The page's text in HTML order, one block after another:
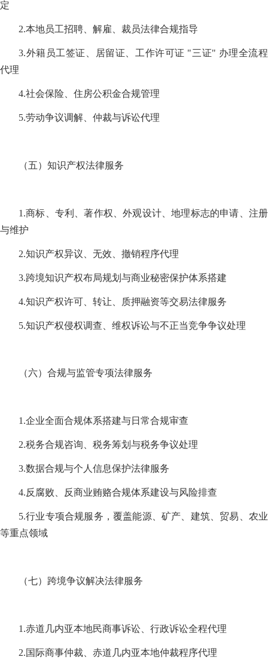
定
2.本地员工招聘、解雇、裁员法律合规指导
3.外籍员工签证、居留证、工作许可证 "三证" 办理全流程
代理
4.社会保险、住房公积金合规管理
5.劳动争议调解、仲裁与诉讼代理
（五）知识产权法律服务
1.商标、专利、著作权、外观设计、地理标志的申请、注册
与维护
2.知识产权异议、无效、撤销程序代理
3.跨境知识产权布局规划与商业秘密保护体系搭建
4.知识产权许可、转让、质押融资等交易法律服务
5.知识产权侵权调查、维权诉讼与不正当竞争争议处理
（六）合规与监管专项法律服务
1.企业全面合规体系搭建与日常合规审查
2.税务合规咨询、税务筹划与税务争议处理
3.数据合规与个人信息保护法律服务
4.反腐败、反商业贿赂合规体系建设与风险排查
5.行业专项合规服务，覆盖能源、矿产、建筑、贸易、农业
等重点领域
（七）跨境争议解决法律服务
1.赤道几内亚本地民商事诉讼、行政诉讼全程代理
2.国际商事仲裁、赤道几内亚本地仲裁程序代理